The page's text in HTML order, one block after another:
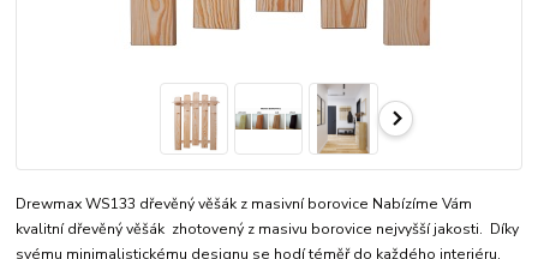
Drewmax WS133 dřevěný věšák z masivní borovice Nabízíme Vám
kvalitní dřevěný věšák zhotovený z masivu borovice nejvyšší jakosti. Díky
svému minimalistickému designu se hodí téměř do každého interiéru,